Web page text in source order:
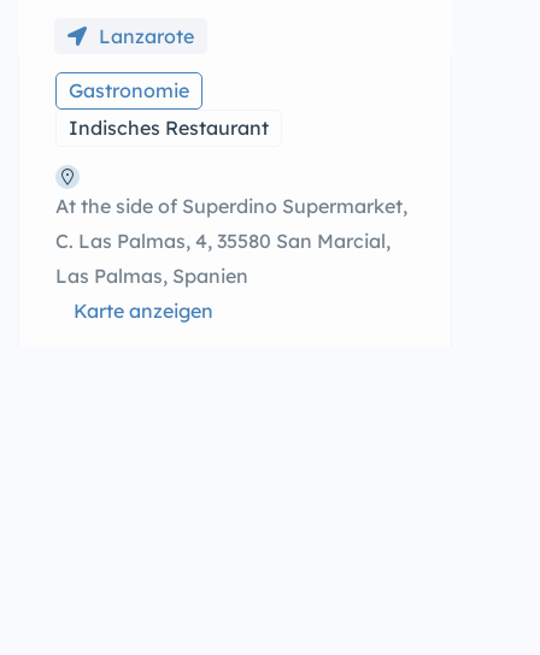
Lanzarote
Gastronomie
Indisches Restaurant
At the side of Superdino Supermarket,
C. Las Palmas, 4, 35580 San Marcial,
Las Palmas, Spanien
Karte anzeigen